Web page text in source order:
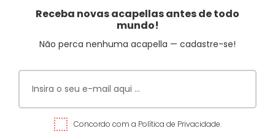
Receba novas acapellas antes de todo
mundo!
Não perca nenhuma acapella — cadastre-se!
Concordo com a Política de Privacidade.